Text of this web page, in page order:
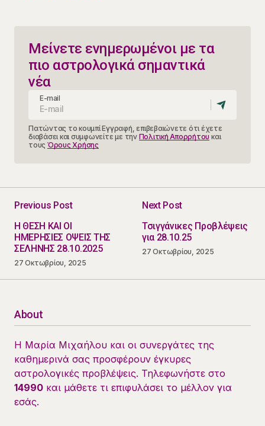
Μείνετε ενημερωμένοι με τα
πιο αστρολογικά σημαντικά
νέα
E-mail
Πατώντας το κουμπί Εγγραφή, επιβεβαιώνετε ότι έχετε
διαβάσει και συμφωνείτε με την Πολιτική Απορρήτου και
τους Όρους Χρήσης
Previous Post
Η ΘΕΣΗ ΚΑΙ ΟΙ
ΗΜΕΡΗΣΙΕΣ ΟΨΕΙΣ ΤΗΣ
ΣΕΛΗΝΗΣ 28.10.2025
27 Οκτωβρίου, 2025
Next Post
Τσιγγάνικες Προβλέψεις
για 28.10.25
27 Οκτωβρίου, 2025
About
Η Μαρία Μιχαήλου και οι συνεργάτες της
καθημερινά σας προσφέρουν έγκυρες
αστρολογικές προβλέψεις. Τηλεφωνήστε στο
14990 και μάθετε τι επιφυλάσει το μέλλον για
εσάς.